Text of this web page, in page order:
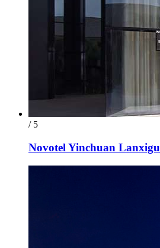
/ 5
Novotel Yinchuan Lanxigu